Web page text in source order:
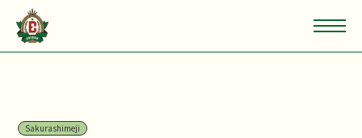
Sakurashimeji